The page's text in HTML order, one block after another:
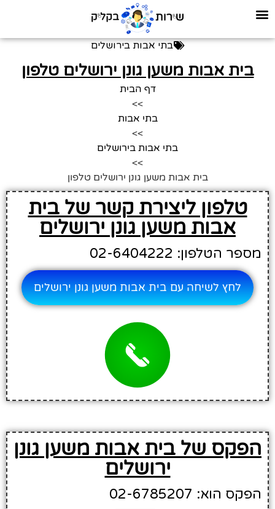
בתי אבות בירושלים
בית אבות משען גונן ירושלים טלפון
דף הבית
>>
בתי אבות
>>
בתי אבות בירושלים
>>
בית אבות משען גונן ירושלים טלפון
טלפון ליצירת קשר של בית
אבות משען גונן ירושלים
מספר הטלפון: 02-6404222
לחץ לשיחה עם בית אבות משען גונן ירושלים
הפקס של בית אבות משען גונן
ירושלים
הפקס הוא: 02-6785207